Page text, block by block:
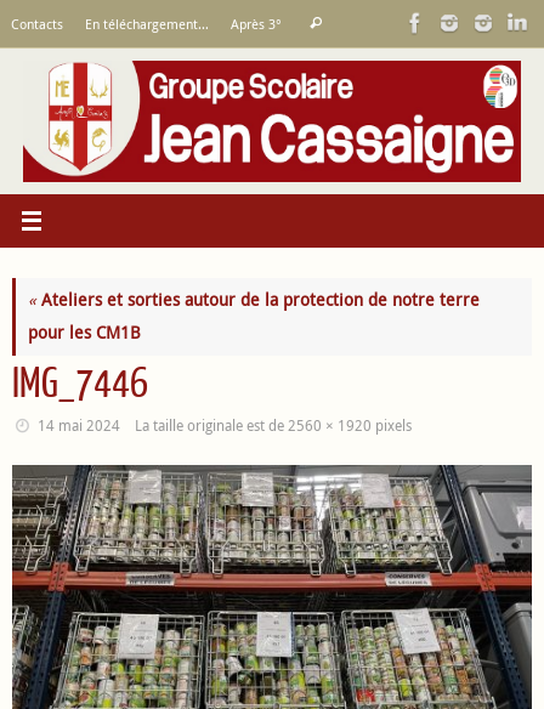
contenu
Contacts En téléchargement… Après 3°
:
Rechercher
«Ateliers et sorties autour de la protection de notre terre
pour les CM1B
IMG_7446
14 mai 2024 La taille originale est de2560 × 1920 pixels